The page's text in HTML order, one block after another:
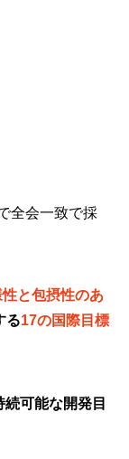
全会一致で採
性と包摂性のあ
る17の国際目標
可能な開発目